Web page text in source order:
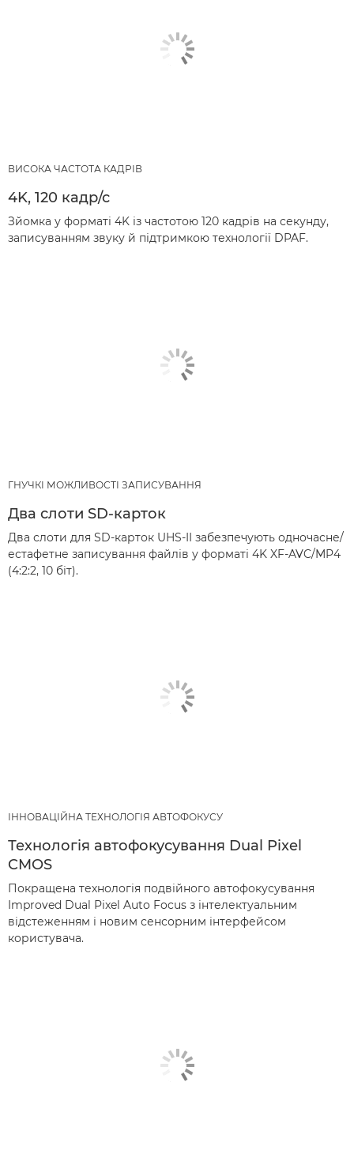
ВИСОКА ЧАСТОТА КАДРІВ
4K, 120 кадр/с
Зйомка у форматі 4K із частотою 120 кадрів на секунду,
записуванням звуку й підтримкою технології DPAF.
ГНУЧКІ МОЖЛИВОСТІ ЗАПИСУВАННЯ
Два слоти SD-карток
Два слоти для SD-карток UHS-II забезпечують одночасне/
естафетне записування файлів у форматі 4K XF-AVC/MP4
(4:2:2, 10 біт).
ІННОВАЦІЙНА ТЕХНОЛОГІЯ АВТОФОКУСУ
Технологія автофокусування Dual Pixel
CMOS
Покращена технологія подвійного автофокусування
Improved Dual Pixel Auto Focus з інтелектуальним
відстеженням і новим сенсорним інтерфейсом
користувача.